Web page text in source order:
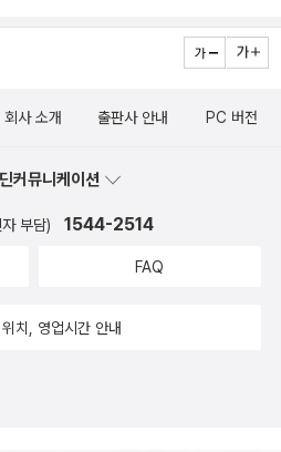
회사 소개 출판사 안내 PC 버전
커뮤니케이션
부담) 1544-2514
FAQ
치, 영업시간 안내